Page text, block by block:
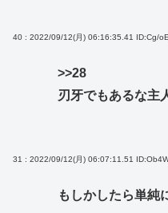
40 : 2022/09/12(月) 06:16:35.41 ID:Cg/
>>28
刃牙でもあるな主
31 : 2022/09/12(月) 06:07:11.51
もしかしたら単純